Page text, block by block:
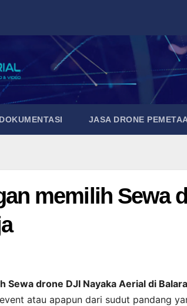
JASA DRONE
memilih Sewa
Sewa drone DJI Nayaka Aerial di
atau apapun dari sudut pandang